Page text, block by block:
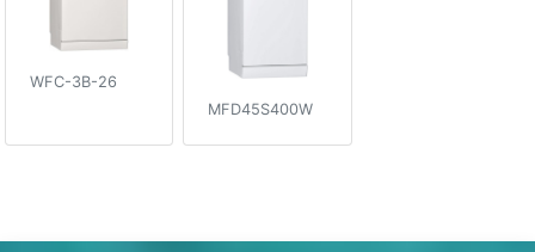
WFC-3B-26
MFD45S400W